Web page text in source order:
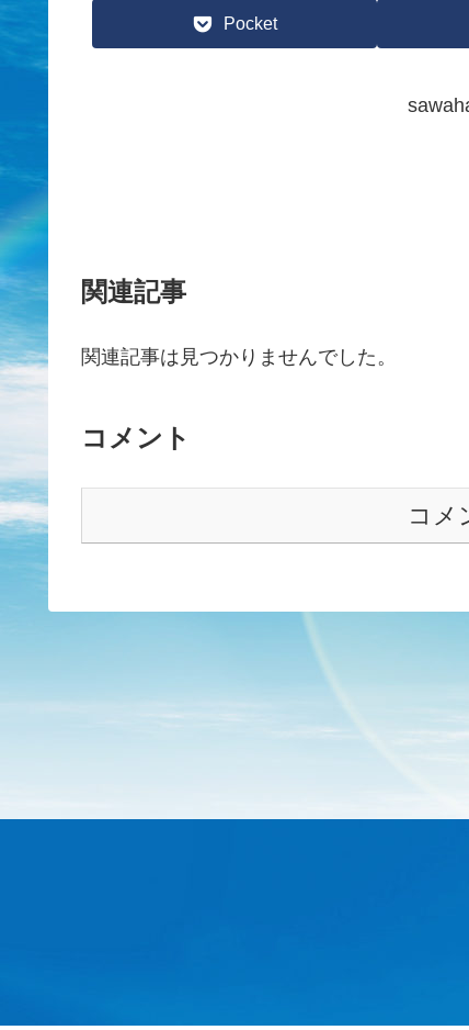
Pocket
関連記事
関連記事は見つかりませんでした。
コメント
コメ